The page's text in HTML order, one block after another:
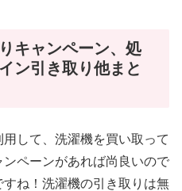
キャンペーン、処
ン引き取り他まと
して、洗濯機を買い取って
ペーンがあれば尚良いので
ね！洗濯機の引き取りは無